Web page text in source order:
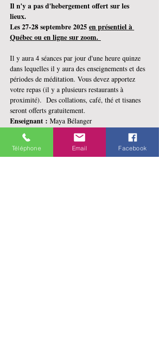
Il n'y a pas d'hebergement offert sur les
lieux.
Les 27-28 septembre 2025 en présentiel à
Québec ou en ligne sur zoom.
Il y aura 4 séances par jour d'une heure quinze
dans lequelles il y aura des enseignements et des
périodes de méditation. Vous devez apportez
votre repas (il y a plusieurs restaurants à
proximité).  Des collations, café, thé et tisanes
seront offerts gratuitement.
Enseignant : Maya Bélanger
Horaire :
Vous devez assister à l'entièreté des
séances.  L'enseignement dure 2 jours
Téléphone Email Facebook